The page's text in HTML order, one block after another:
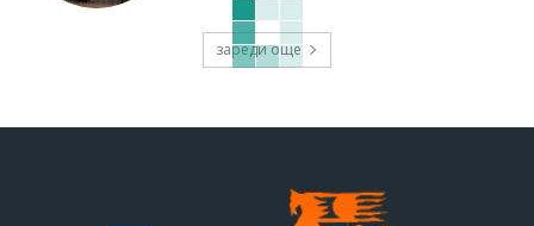
зареди още